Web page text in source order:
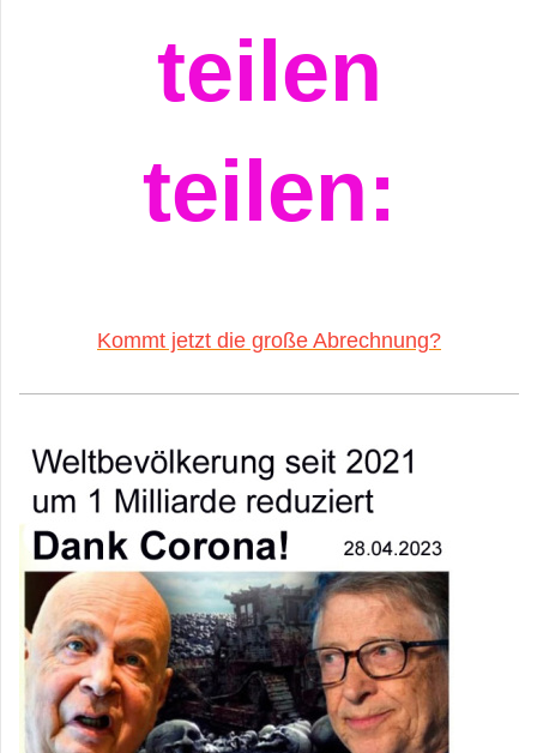
teilen
teilen:
Kommt jetzt die große Abrechnung?